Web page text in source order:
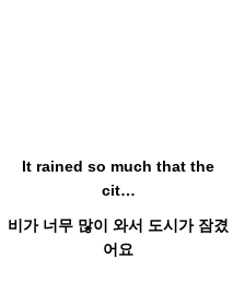
It rained so much that the
cit…
비가 너무 많이 와서 도시가 잠겼
어요